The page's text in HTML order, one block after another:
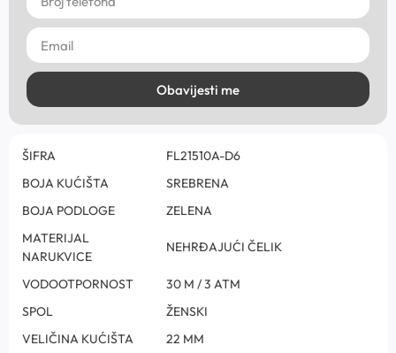
Obavijesti me
ŠIFRA
FL21510A-D6
BOJA KUĆIŠTA
SREBRENA
BOJA PODLOGE
ZELENA
MATERIJAL
NARUKVICE
NEHRĐAJUĆI ČELIK
VODOOTPORNOST
30 M / 3 ATM
SPOL
ŽENSKI
VELIČINA KUĆIŠTA
22 MM